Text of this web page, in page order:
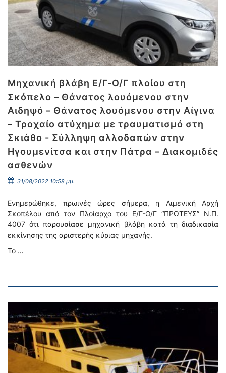
Μηχανική βλάβη Ε/Γ-Ο/Γ πλοίου στη
Σκόπελο – Θάνατος λουόμενου στην
Αιδηψό – Θάνατος λουόμενου στην Αίγινα
– Τροχαίο ατύχημα με τραυματισμό στη
Σκιάθο - Σύλληψη αλλοδαπών στην
Ηγουμενίτσα και στην Πάτρα – Διακομιδές
ασθενών
31/08/2022 10:58 μμ.
Ενημερώθηκε, πρωινές ώρες σήμερα, η Λιμενική Αρχή
Σκοπέλου από τον Πλοίαρχο του Ε/Γ-Ο/Γ “ΠΡΩΤΕΥΣ” Ν.Π.
4007 ότι παρουσίασε μηχανική βλάβη κατά τη διαδικασία
εκκίνησης της αριστερής κύριας μηχανής.
Το …